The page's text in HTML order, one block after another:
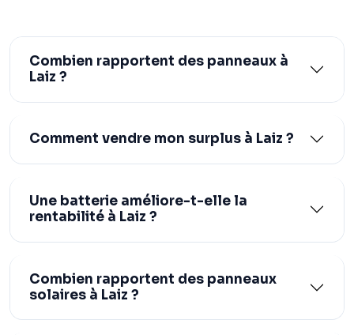
Combien rapportent des panneaux à
Laiz ?
Comment vendre mon surplus à Laiz ?
Une batterie améliore-t-elle la
rentabilité à Laiz ?
Combien rapportent des panneaux
solaires à Laiz ?